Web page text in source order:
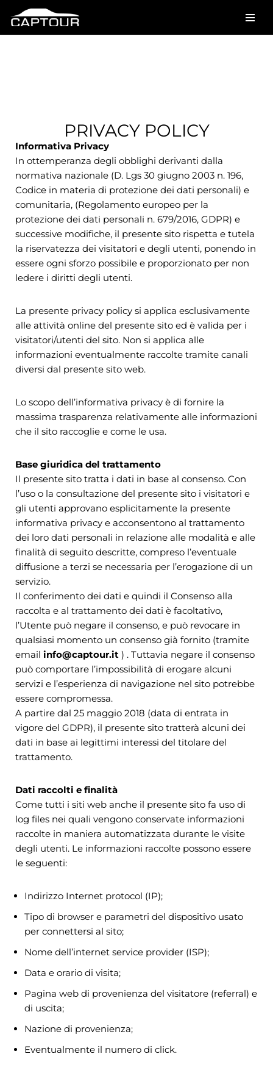
Vai
PRIVACY POLICY
Informativa Privacy
In ottemperanza degli obblighi derivanti dalla
normativa nazionale (D. Lgs 30 giugno 2003 n. 196,
Codice in materia di protezione dei dati personali) e
comunitaria, (Regolamento europeo per la
protezione dei dati personali n. 679/2016, GDPR) e
successive modifiche, il presente sito rispetta e tutela
la riservatezza dei visitatori e degli utenti, ponendo in
essere ogni sforzo possibile e proporzionato per non
ledere i diritti degli utenti.
La presente privacy policy si applica esclusivamente
alle attività online del presente sito ed è valida per i
visitatori/utenti del sito. Non si applica alle
informazioni eventualmente raccolte tramite canali
diversi dal presente sito web.
Lo scopo dell’informativa privacy è di fornire la
massima trasparenza relativamente alle informazioni
che il sito raccoglie e come le usa.
Base giuridica del trattamento
Il presente sito tratta i dati in base al consenso. Con
l’uso o la consultazione del presente sito i visitatori e
gli utenti approvano esplicitamente la presente
informativa privacy e acconsentono al trattamento
dei loro dati personali in relazione alle modalità e alle
finalità di seguito descritte, compreso l’eventuale
diffusione a terzi se necessaria per l’erogazione di un
servizio.
Il conferimento dei dati e quindi il Consenso alla
raccolta e al trattamento dei dati è facoltativo,
l’Utente può negare il consenso, e può revocare in
qualsiasi momento un consenso già fornito (tramite
email info@captour.it ) . Tuttavia negare il consenso
può comportare l’impossibilità di erogare alcuni
servizi e l’esperienza di navigazione nel sito potrebbe
essere compromessa.
A partire dal 25 maggio 2018 (data di entrata in
vigore del GDPR), il presente sito tratterà alcuni dei
dati in base ai legittimi interessi del titolare del
trattamento.
Dati raccolti e finalità
Come tutti i siti web anche il presente sito fa uso di
log files nei quali vengono conservate informazioni
raccolte in maniera automatizzata durante le visite
degli utenti. Le informazioni raccolte possono essere
le seguenti:
Indirizzo Internet protocol (IP);
Tipo di browser e parametri del dispositivo usato
per connettersi al sito;
Nome dell’internet service provider (ISP);
Data e orario di visita;
Pagina web di provenienza del visitatore (referral) e
di uscita;
Nazione di provenienza;
Eventualmente il numero di click.